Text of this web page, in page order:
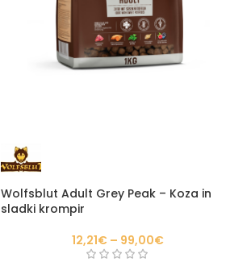
Wolfsblut Adult Grey Peak – Koza in
sladki krompir
12,21€ – 99,00€